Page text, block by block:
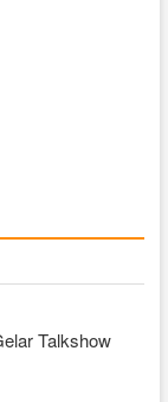
Talkshow